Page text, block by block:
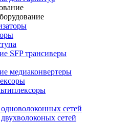
SFP трансиверы
медиаконвертеры
сетей
сетей